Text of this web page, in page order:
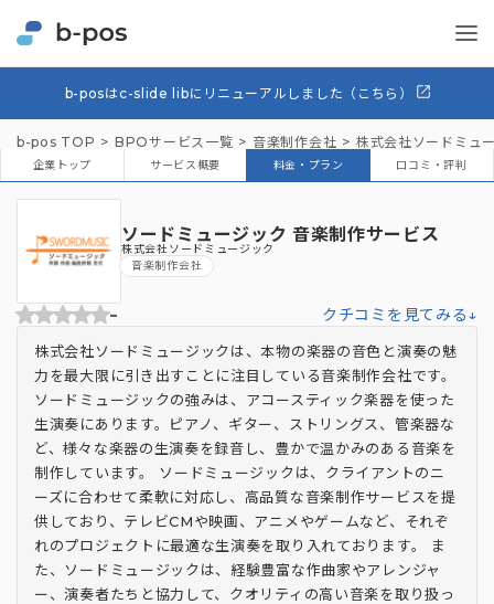
b-posはc-slide libにリニューアルしました（こちら）
b-pos TOP BPOサービス一覧 音楽制作会社 株式会社ソードミュ
企業トップ サービス概要 料金・プラン 口コミ・評判
ソードミュージック 音楽制作サービス
株式会社ソードミュージック
音楽制作会社
- クチコミを見てみる↓
株式会社ソードミュージックは、本物の楽器の音色と演奏の魅
力を最大限に引き出すことに注目している音楽制作会社です。
ソードミュージックの強みは、アコースティック楽器を使った
生演奏にあります。ピアノ、ギター、ストリングス、管楽器な
ど、様々な楽器の生演奏を録音し、豊かで温かみのある音楽を
制作しています。 ソードミュージックは、クライアントのニ
ーズに合わせて柔軟に対応し、高品質な音楽制作サービスを提
供しており、テレビCMや映画、アニメやゲームなど、それぞ
れのプロジェクトに最適な生演奏を取り入れております。 ま
た、ソードミュージックは、経験豊富な作曲家やアレンジャ
ー、演奏者たちと協力して、クオリティの高い音楽を取り扱っ